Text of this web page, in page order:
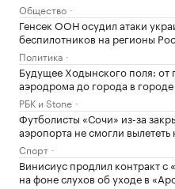
Общество
Генсек ООН осудил атаки
беспилотников на регионы
Политика
Будущее Ходынского поля: от
аэродрома до города в городе
РБК и Stone
Футболисты «Сочи» из-за
аэропорта не смогли вылететь
Спорт
Винисиус продлил контракт с
на фоне слухов об уходе в